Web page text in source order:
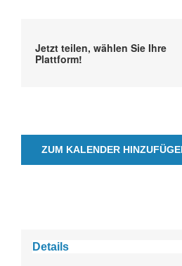
Jetzt teilen, wählen Sie Ihre
Plattform!
ZUM KALENDER
Details